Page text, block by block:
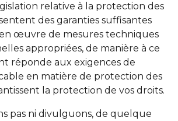
relative à la protection des
des garanties suffisantes
œuvre de mesures techniques
appropriées, de manière à ce
réponde aux exigences de
en matière de protection des
la protection de vos droits.
pas ni divulguons, de quelque